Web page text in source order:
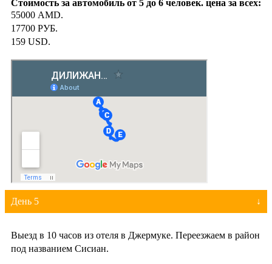
55000 AMD.
17700 РУБ.
159 USD.
День 5
Выезд в 10 часов из отеля в Джермуке. Переезжаем в район
под названием Сисиан.